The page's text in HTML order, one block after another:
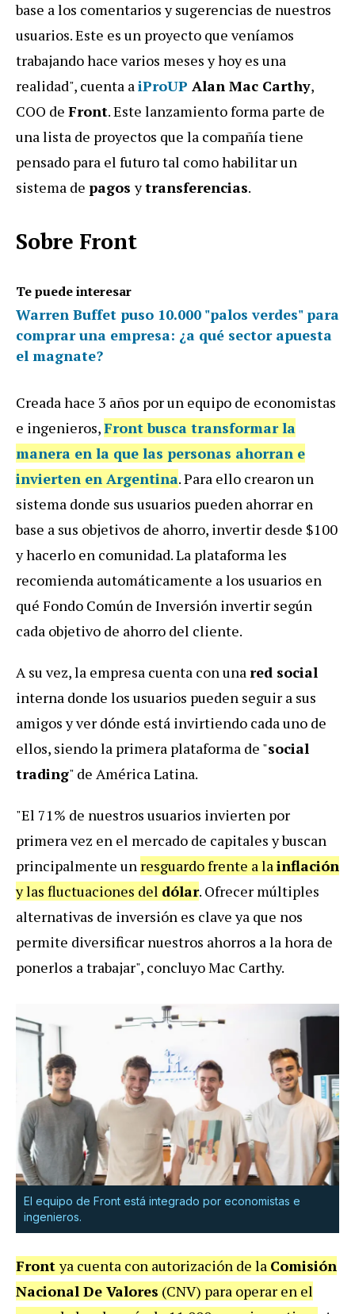
base a los comentarios y sugerencias de nuestros
usuarios. Este es un proyecto que veníamos
trabajando hace varios meses y hoy es una
realidad", cuenta aiProUP Alan Mac Carthy,
COO de Front. Este lanzamiento forma parte de
una lista de proyectos que la compañía tiene
pensado para el futuro tal como habilitar un
sistema de pagosytransferencias.
Sobre Front
Te puede interesar
Warren Buffet puso 10.000 "palos verdes" para
comprar una empresa: ¿a qué sector apuesta
el magnate?
Creada hace 3 años por un equipo de economistas
e ingenieros,Frontbusca transformar la
manera en la que las personas ahorran e
invierten en Argentina. Para ello crearon un
sistema donde sus usuarios pueden ahorrar en
base a sus objetivos de ahorro, invertir desde $100
y hacerlo en comunidad. La plataforma les
recomienda automáticamente a los usuarios en
qué Fondo Común de Inversión invertir según
cada objetivo de ahorro del cliente.
A su vez, la empresa cuenta con unared social
interna donde los usuarios pueden seguir a sus
amigos y ver dónde está invirtiendo cada uno de
ellos, siendo la primera plataforma de "social
trading" de América Latina.
"El 71% de nuestros usuarios invierten por
primera vez en el mercado de capitales y buscan
principalmente un resguardo frente a lainflación
y las fluctuaciones del dólar. Ofrecer múltiples
alternativas de inversión es clave ya que nos
permite diversificar nuestros ahorros a la hora de
ponerlos a trabajar", concluyo Mac Carthy.
El equipo de Front está integrado por economistas e
ingenieros.
Frontya cuenta con autorización de la Comisión
Nacional De Valores (CNV) para operar en el